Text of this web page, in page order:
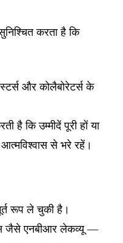
करता है कि
और कोलैबोरेटर्स के
कि उम्मीदें पूरी हों या
से भरे रहें।
रूप ले चुकी है।
जैसे एनबीआर लेकव्यू —